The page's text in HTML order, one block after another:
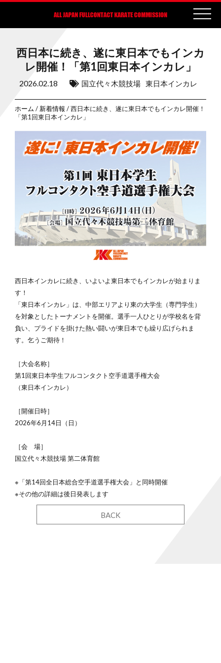
西日本に続き、遂に東日本でもインカ
レ開催！「第1回東日本インカレ」
2026.02.18 国立代々木競技場 東日本インカレ
ホーム / 新着情報 / 西日本に続き、遂に東日本でもインカレ開催！
「第1回東日本インカレ」
西日本インカレに続き、いよいよ東日本でもインカレが始まりま
す！
「東日本インカレ」は、中部エリアより東の大学生（専門学生）
を対象としたトーナメントを開催。選手一人ひとりが学校名を背
負い、プライドを掛けた熱い闘いが東日本でも繰り広げられま
す。乞うご期待！
［大会名称］
第1回東日本学生フルコンタクト空手道選手権大会
（東日本インカレ）
［開催日時］
2026年6月14日（日）
［会 場］
国立代々木競技場 第二体育館
※「第14回全日本総合空手道選手権大会」と同時開催
※その他の詳細は後日発表します
BACK